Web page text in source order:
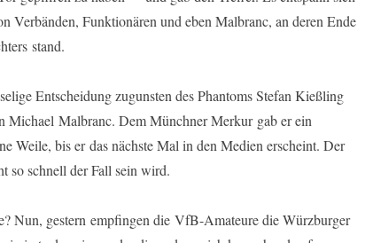
Verbänden, Funktionären und eben Malbranc, an deren Ende
stand.
Entscheidung zugunsten des Phantoms Stefan Kießling
Michael Malbranc. Dem Münchner Merkur gab er ein
Weile, bis er das nächste Mal in den Medien erscheint. Der
so schnell der Fall sein wird.
Nun, gestern empfingen die VfB-Amateure die Würzburger